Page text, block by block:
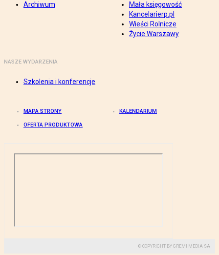
Archiwum
Mała księgowość
Kancelarierp.pl
Wieści Rolnicze
Życie Warszawy
NASZE WYDARZENIA
Szkolenia i konferencje
MAPA STRONY KALENDARIUM
OFERTA PRODUKTOWA
© COPYRIGHT BY GREMI MEDIA SA